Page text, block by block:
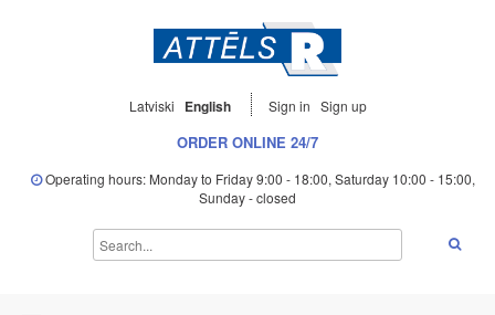
Latviski English Sign in Sign up
ORDER ONLINE 24/7
Operating hours: Monday to Friday 9:00 - 18:00, Saturday 10:00 - 15:00,
Sunday - closed